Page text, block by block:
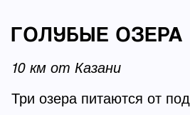
ГОЛУБЫЕ ОЗЕРА
10 км от Казани
Три озера питаются от